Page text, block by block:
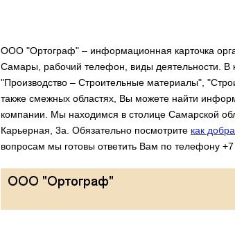
ООО "Ортограф" – информационная карточка
Самары, рабочий телефон, виды деятельности. В
"Производство – Строительные материалы",
также смежных областях, Вы можете найти
компании. Мы находимся в столице Самарской
Карьерная, 3а. Обязательно посмотрите как
вопросам мы готовы ответить Вам по телефону